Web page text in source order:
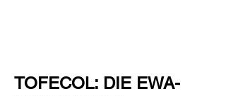
TOFECOL: DIE EWA-